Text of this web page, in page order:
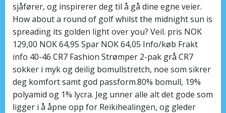
sjåfører, og inspirerer deg til å gå dine egne veier.
How about a round of golf whilst the midnight sun is
spreading its golden light over you? Veil. pris NOK
129,00 NOK 64,95 Spar NOK 64,05 Info/køb Frakt
info 40-46 CR7 Fashion Strømper 2-pak grå CR7
sokker i myk og deilig bomullstretch, noe som sikrer
deg komfort samt god passform.80% bomull, 19%
polyamid og 1% lycra. Jeg unner alle alt det gode som
ligger i å åpne opp for Reikihealingen, og gleder